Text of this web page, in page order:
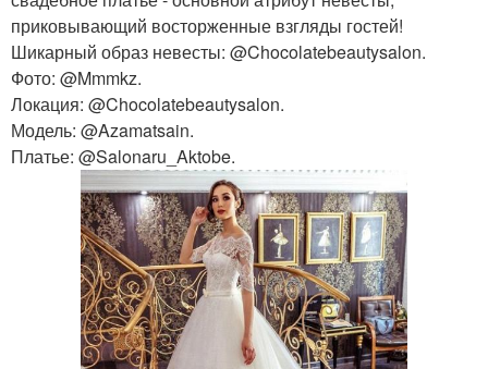
приковывающий восторженные взгляды гостей!
Шикарный образ невесты: @Chocolatebeautysalon.
Фото: @Mmmkz.
Локация: @Chocolatebeautysalon.
Модель: @Azamatsain.
Платье: @Salonaru_Aktobe.